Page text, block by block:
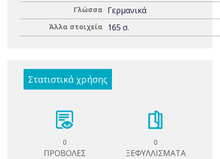
Γλώσσα Γερμανικά
Άλλα στοιχεία 165 σ.
Στατιστικά χρήσης
0
ΠΡΟΒΟΛΕΣ
0
ΞΕΦΥΛΛΙΣΜΑΤΑ